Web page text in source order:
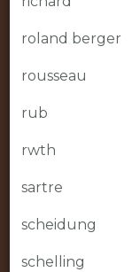
roland berger
rousseau
rub
rwth
sartre
scheidung
schelling